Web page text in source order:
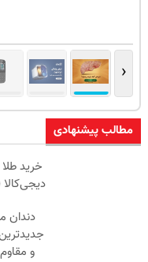
‹
مطالب پیشنهادی
خرید
دیجی‌کالا (
دندان
و